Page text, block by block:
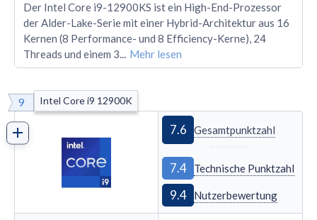
Der Intel Core i9-12900KS ist ein High-End-Prozessor
der Alder-Lake-Serie mit einer Hybrid-Architektur aus 16
Kernen (8 Performance- und 8 Efficiency-Kerne), 24
Threads und einem 3... Mehr lesen
9 Intel Core i9 12900K
7.6 Gesamtpunktzahl
7.4 Technische Punktzahl
9.4 Nutzerbewertung